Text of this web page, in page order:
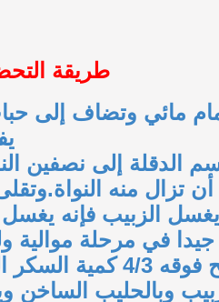
طريقة
مائي وتضاف إلى
الدقلة إلى
تزال منه
الزبيب فإنه يغسل
في مرحلة
في إناءواسع